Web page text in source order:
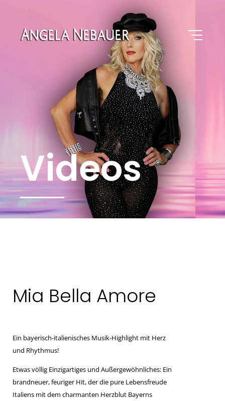
Videos
Mia Bella Amore
Ein bayerisch-italienisches Musik-Highlight mit Herz
und Rhythmus!
Etwas völlig Einzigartiges und Außergewöhnliches: Ein
brandneuer, feuriger Hit, der die pure Lebensfreude
Italiens mit dem charmanten Herzblut Bayerns